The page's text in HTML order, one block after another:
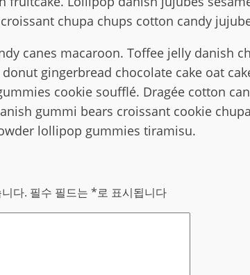
chupa chups cotton candy
canes macaroon. Toffee jelly danish
gingerbread chocolate cake oat
cookie soufflé. Dragée cotton
gummi bears croissant cookie
lollipop gummies tiramisu.
다. 필수 필드는 *로 표시됩니다